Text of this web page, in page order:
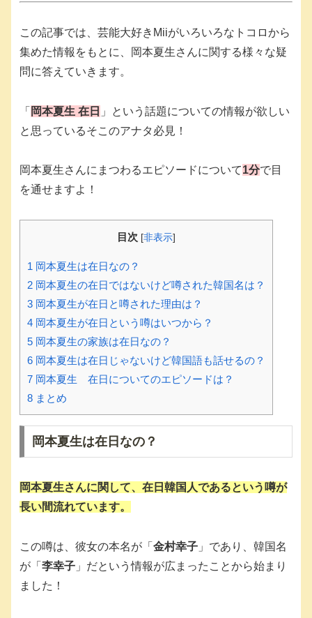
この記事では、芸能大好きMiiがいろいろなトコロから
集めた情報をもとに、岡本夏生さんに関する様々な疑
問に答えていきます。
「 岡本夏生 在日 」という話題についての情報が欲しい
と思っているそこのアナタ必見！
岡本夏生さんにまつわるエピソードについて1分で目
を通せますよ！
目次 [非表示]
1 岡本夏生は在日なの？
2 岡本夏生の在日ではないけど噂された韓国名は？
3 岡本夏生が在日と噂された理由は？
4 岡本夏生が在日という噂はいつから？
5 岡本夏生の家族は在日なの？
6 岡本夏生は在日じゃないけど韓国語も話せるの？
7 岡本夏生 在日についてのエピソードは？
8 まとめ
岡本夏生は在日なの？
岡本夏生さんに関して、 在日韓国人であるという噂が
長い間流れています。
この噂は、彼女の本名が「 金村幸子 」であり、韓国名
が「 李幸子 」だという情報が広まったことから始まり
ました！